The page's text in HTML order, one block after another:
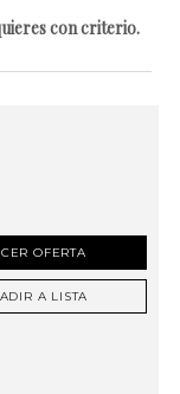
con criterio.
OFERTA
A LISTA